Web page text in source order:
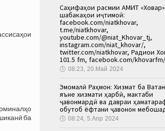
ба
Саҳифаҳои расмии АМИТ
шабакаҳои иҷтимоӣ:
facebook.com/niatkhovar,
t.me/niatkhovar,
youtube.com/@niat_Khovar_tj,
instagram.com/niat_khovar/,
twitter.com/niatkhovar, Радиои
101.5 fm, facebook.com/khovarfm/
🕔 08:23, 20.Май 2024
Эмомалӣ Раҳмон: Хизмат ба
яъне хизмати ҳарбӣ, мактаби
ҷавонмардӣ ва давраи
обутоб ёфтани ҷавонон
🕔 08:24, 5.Апр 2024